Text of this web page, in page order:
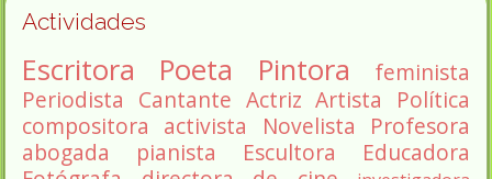
Actividades
Escritora Poeta Pintora
feminista
Periodista Cantante Actriz Artista
Política
compositora activista Novelista
Profesora
abogada
pianista Escultora
Educadora